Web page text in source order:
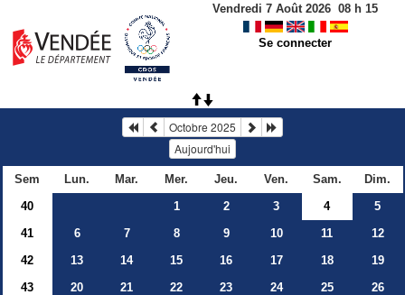
Vendredi 7 Août 2026 08 h 15
Se connecter
Octobre 2025
Aujourd'hui
Sem Lun. Mar. Mer. Jeu. Ven. Sam.
Dim.
40
1 2 3 4
5
41
6 7 8 9 10 11
12
42
13 14 15 16 17 18
19
43
20 21 22 23 24 25
26